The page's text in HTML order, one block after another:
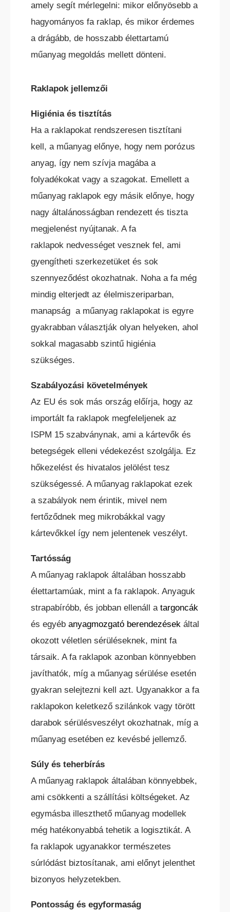
TEREPES HOMLOKVILLÁS
VONTATÓ
TARGONCA
HC ÖNJÁRÓ OLLÓS
SZEMÉLYEMELŐ
HC ÖNJÁRÓ KAROS/OSZLOPOS
BÉRELHETŐ TARGONCÁK
HASZNÁLT TARGONCÁK
AKCIÓS
TARGONCÁK
amely segít mérlegelni: mikor előnyösebb a
hagyományos fa raklap, és mikor érdemes
a drágább, de hosszabb élettartamú
műanyag megoldás mellett dönteni.
Raklapok jellemzői
Higiénia és tisztítás
Ha a raklapokat rendszeresen tisztítani
kell, a műanyag előnye, hogy nem porózus
anyag, így nem szívja magába a
folyadékokat vagy a szagokat. Emellett a
műanyag raklapok egy másik előnye, hogy
nagy általánosságban rendezett és tiszta
megjelenést nyújtanak. A fa
raklapok nedvességet vesznek fel, ami
gyengítheti szerkezetüket és sok
szennyeződést okozhatnak. Noha a fa még
mindig elterjedt az élelmiszeriparban,
manapság a műanyag raklapokat is egyre
gyakrabban választják olyan helyeken, ahol
sokkal magasabb szintű higiénia
szükséges.
Szabályozási követelmények
Az EU és sok más ország előírja, hogy az
importált fa raklapok megfeleljenek az
ISPM 15 szabványnak, ami a kártevők és
betegségek elleni védekezést szolgálja. Ez
hőkezelést és hivatalos jelölést tesz
szükségessé. A műanyag raklapokat ezek
a szabályok nem érintik, mivel nem
fertőződnek meg mikrobákkal vagy
kártevőkkel így nem jelentenek veszélyt.
Tartósság
A műanyag raklapok általában hosszabb
élettartamúak, mint a fa raklapok. Anyaguk
strapabíróbb, és jobban ellenáll a targoncák
és egyéb anyagmozgató berendezések által
okozott véletlen sérüléseknek, mint fa
társaik. A fa raklapok azonban könnyebben
javíthatók, míg a műanyag sérülése esetén
gyakran selejtezni kell azt. Ugyanakkor a fa
raklapokon keletkező szilánkok vagy törött
darabok sérülésveszélyt okozhatnak, míg a
műanyag esetében ez kevésbé jellemző.
Súly és teherbírás
A műanyag raklapok általában könnyebbek,
ami csökkenti a szállítási költségeket. Az
egymásba illeszthető műanyag modellek
még hatékonyabbá tehetik a logisztikát. A
fa raklapok ugyanakkor természetes
súrlódást biztosítanak, ami előnyt jelenthet
bizonyos helyzetekben.
Pontosság és egyformaság